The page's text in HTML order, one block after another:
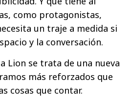
como protagonistas,
un traje a medida si
y la conversación.
Lion se trata de una nueva
más reforzados que
cosas que contar.